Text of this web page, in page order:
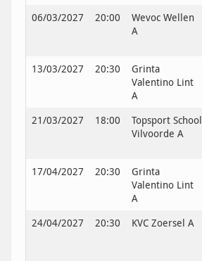
06/03/2027 20:00
Wevoc Wellen
A
13/03/2027
20:30
Grinta
Valentino Lint
A
21/03/2027 18:00
Topsport School
Vilvoorde A
17/04/2027
20:30
Grinta
Valentino Lint
A
24/04/2027
20:30 KVC Zoersel A